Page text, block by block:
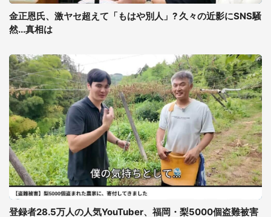
金正恩氏、激ヤセ超えて「もはや別人」? 久々の近影にSNS騒
然...真相は
登録者28.5万人の人気YouTuber、福岡・梨5000個盗難被害